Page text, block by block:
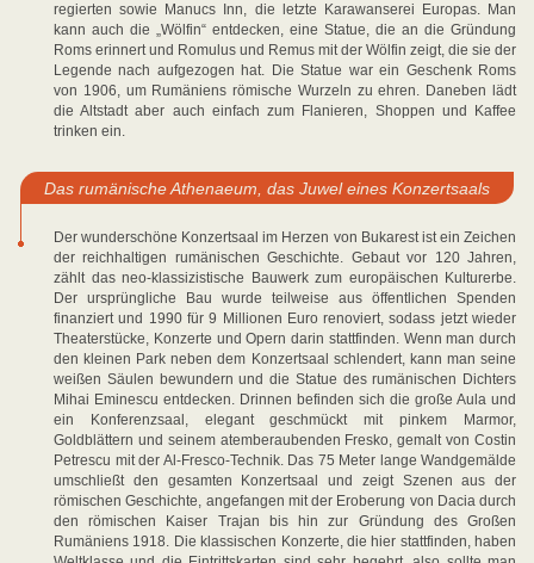
regierten sowie Manucs Inn, die letzte Karawanserei Europas. Man
kann auch die „Wölfin“ entdecken, eine Statue, die an die Gründung
Roms erinnert und Romulus und Remus mit der Wölfin zeigt, die sie der
Legende nach aufgezogen hat. Die Statue war ein Geschenk Roms
von 1906, um Rumäniens römische Wurzeln zu ehren. Daneben lädt
die Altstadt aber auch einfach zum Flanieren, Shoppen und Kaffee
trinken ein.
Das rumänische Athenaeum, das Juwel eines Konzertsaals
Der wunderschöne Konzertsaal im Herzen von Bukarest ist ein Zeichen
der reichhaltigen rumänischen Geschichte. Gebaut vor 120 Jahren,
zählt das neo-klassizistische Bauwerk zum europäischen Kulturerbe.
Der ursprüngliche Bau wurde teilweise aus öffentlichen Spenden
finanziert und 1990 für 9 Millionen Euro renoviert, sodass jetzt wieder
Theaterstücke, Konzerte und Opern darin stattfinden. Wenn man durch
den kleinen Park neben dem Konzertsaal schlendert, kann man seine
weißen Säulen bewundern und die Statue des rumänischen Dichters
Mihai Eminescu entdecken. Drinnen befinden sich die große Aula und
ein Konferenzsaal, elegant geschmückt mit pinkem Marmor,
Goldblättern und seinem atemberaubenden Fresko, gemalt von Costin
Petrescu mit der Al-Fresco-Technik. Das 75 Meter lange Wandgemälde
umschließt den gesamten Konzertsaal und zeigt Szenen aus der
römischen Geschichte, angefangen mit der Eroberung von Dacia durch
den römischen Kaiser Trajan bis hin zur Gründung des Großen
Rumäniens 1918. Die klassischen Konzerte, die hier stattfinden, haben